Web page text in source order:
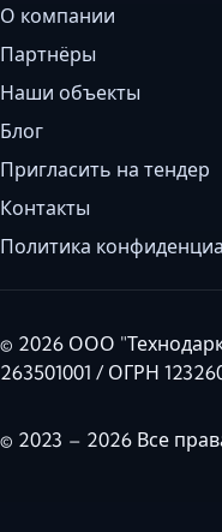
О компании
Партнёры
Наши объекты
Блог
Пригласить на тендер
Контакты
Политика
© 2026 ООО
263501001 / ОГРН
© 2023 – 2026 Все